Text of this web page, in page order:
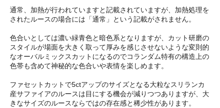
通常、加熱が行われていますと記載されていますが、加熱処理を
されたルースの場合には「通常」という記載がされません。
色合いとしては濃い緑青色と暗色系となりますが、カット研磨の
スタイルが場面を大きく取って厚みを感じさせないような変則的
なオーバルミックスカットになるのでコランダム特有の構造上の
色帯も含めて神秘的な色合いや表情を楽しめます。
ファセットカットで5ctアップのサイズとなる大粒なスリランカ
産サファイアのルースは目にする機会が減りつつありますが、大
きなサイズのルースならではの存在感と稀少性があります。